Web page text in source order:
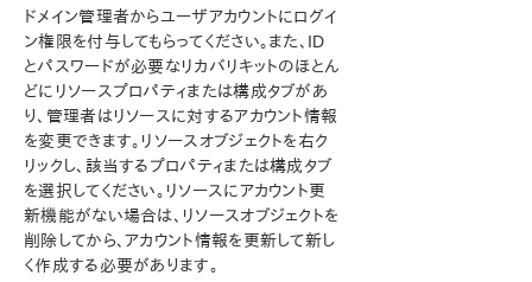
GUI ネットワーク関連 – Windows プラットフォーム上の
長期接続遅延
GUI ネットワーク関連 – 接続試行時に生成される
NoRouteToHostException メッセージ
GUI ネットワーク関連 – 接続試行時に生成される不明
なホスト例外メッセージ
GUI サーバのトラブルシューティング
エラーが出力されずに LifeKeeper GUI アプリケーショ
ンの起動に失敗する
Java 1.8.xのLifeKeeper GUI問題
ヘルスチェックタイムアウト
ドメイン管理者からユーザアカウントにログイ
ン権限を付与してもらってください。また、ID
とパスワードが必要なリカバリキットのほとん
どにリソースプロパティまたは構成タブがあ
り、管理者はリソースに対するアカウント情報
を変更できます。リソースオブジェクトを右ク
リックし、該当するプロパティまたは構成タブ
を選択してください。リソースにアカウント更
新機能がない場合は、リソースオブジェクトを
削除してから、アカウント情報を更新して新し
く作成する必要があります。